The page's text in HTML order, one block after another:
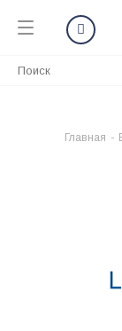
Главная -